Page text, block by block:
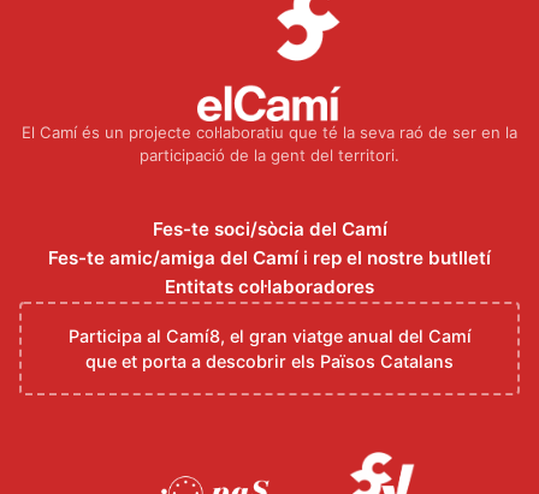
El Camí és un projecte col·laboratiu que té la seva raó de ser en la
participació de la gent del territori.
Fes-te soci/sòcia del Camí
Fes-te amic/amiga del Camí i rep el nostre butlletí
Entitats col·laboradores
Participa al Camí8, el gran viatge anual del Camí
que et porta a descobrir els Països Catalans